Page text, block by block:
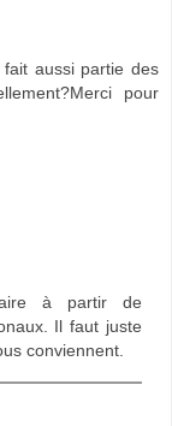
aussi partie des
pour
à partir de
Il faut juste
conviennent.